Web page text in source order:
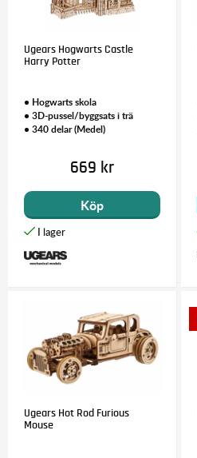
Ugears Hogwarts Castle
Harry Potter
• Hogwarts skola
• 3D-pussel/byggsats i trä
• 340 delar (Medel)
669 kr
Köp
Ugears Hot Rod Furious
Mouse